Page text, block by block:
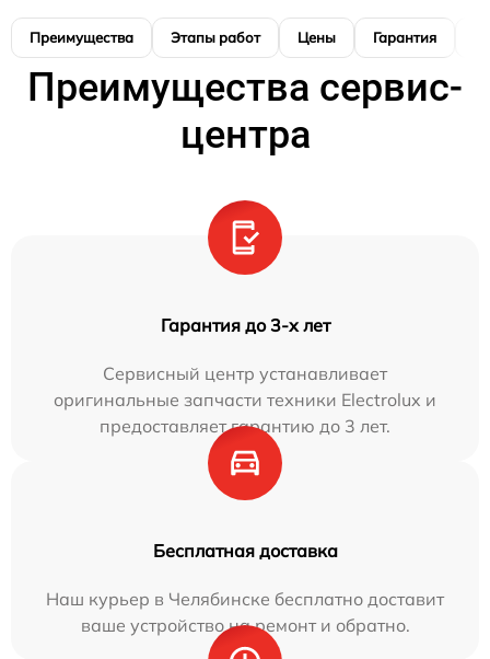
Преимущества Этапы работ Цены Гарантия
Преимущества сервис-
центра
Гарантия до 3-х лет
Сервисный центр устанавливает
оригинальные запчасти техники Electrolux и
предоставляет гарантию до 3 лет.
Бесплатная доставка
Наш курьер в Челябинске бесплатно доставит
ваше устройство на ремонт и обратно.